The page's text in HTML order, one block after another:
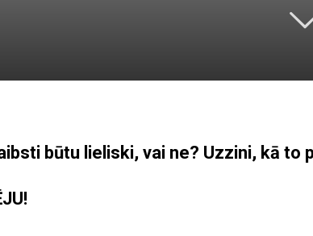
būtu lieliski, vai ne? Uzzini, kā to